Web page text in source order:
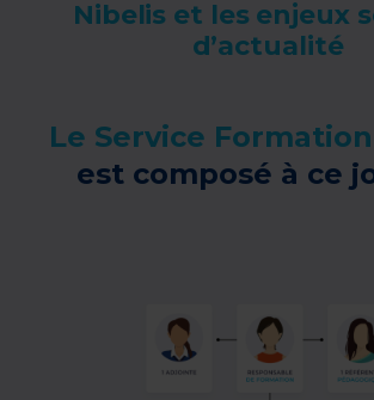
Nibelis et les enjeux
d’actualité
Le Service
est composé à ce